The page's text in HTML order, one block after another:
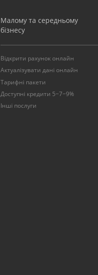
Малому та середньому
бізнесу
Відкрити рахунок онлайн
Актуалізувати дані онлайн
Тарифні пакети
Доступні кредити 5−7−9%
Інші послуги